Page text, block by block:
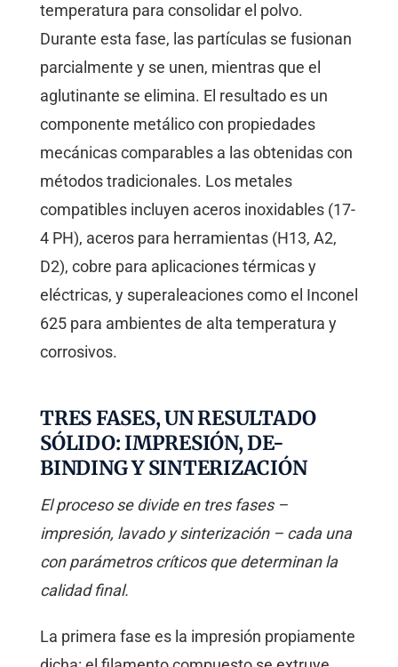
temperatura para consolidar el polvo.
Durante esta fase, las partículas se fusionan
parcialmente y se unen, mientras que el
aglutinante se elimina. El resultado es un
componente metálico con propiedades
mecánicas comparables a las obtenidas con
métodos tradicionales. Los metales
compatibles incluyen aceros inoxidables (17-
4 PH), aceros para herramientas (H13, A2,
D2), cobre para aplicaciones térmicas y
eléctricas, y superaleaciones como el Inconel
625 para ambientes de alta temperatura y
corrosivos.
TRES FASES, UN RESULTADO
SÓLIDO: IMPRESIÓN, DE-
BINDING Y SINTERIZACIÓN
El proceso se divide en tres fases –
impresión, lavado y sinterización – cada una
con parámetros críticos que determinan la
calidad final.
La primera fase es la impresión propiamente